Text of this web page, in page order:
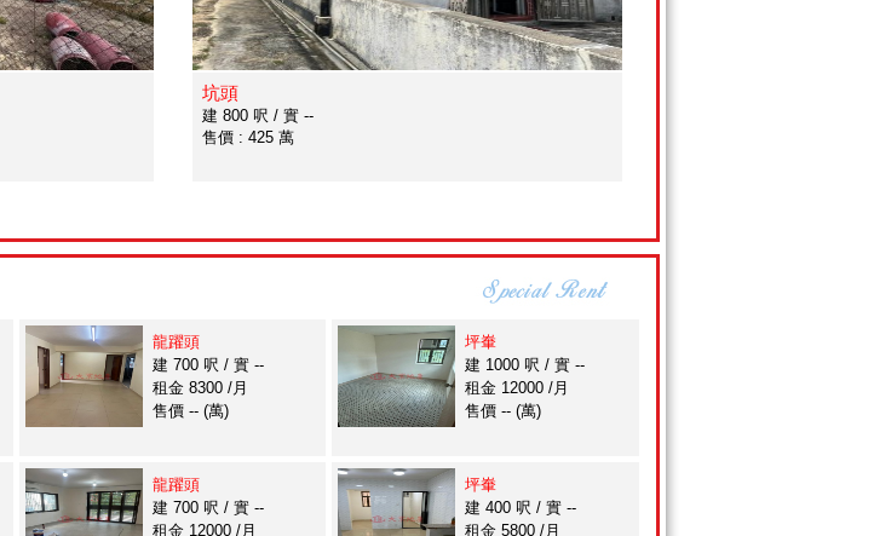
坑頭
建 800 呎 / 實 --
售價 : 425 萬
龍躍頭
建 700 呎 / 實 --
租金 8300 /月
售價 -- (萬)
坪輋
建 1000 呎 / 實 --
租金 12000 /月
售價 -- (萬)
龍躍頭
建 700 呎 / 實 --
租金 12000 /月
坪輋
建 400 呎 / 實 --
租金 5800 /月